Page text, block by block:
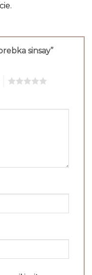
sinsay”